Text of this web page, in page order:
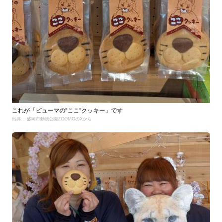
これが「ピューマの“ここ”クッキー」です
出典： 盛岡市動物公園ZOOMOのXから